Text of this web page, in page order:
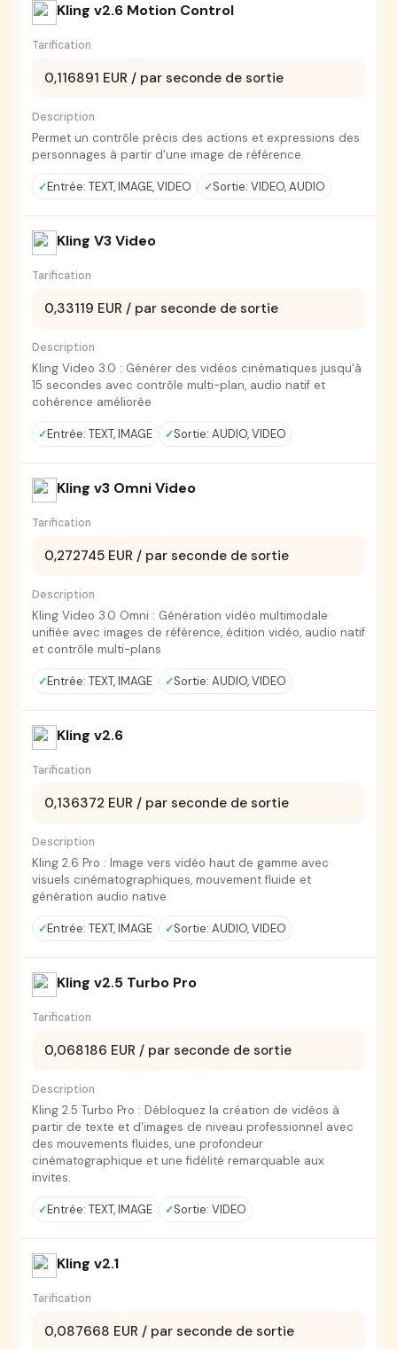
Kling v2.6 Motion Control
Tarification
0,116891 EUR / par seconde de sortie
Description
Permet un contrôle précis des actions et expressions des
personnages à partir d'une image de référence.
Entrée: TEXT, IMAGE, VIDEO Sortie: VIDEO, AUDIO
Kling V3 Video
Tarification
0,33119 EUR / par seconde de sortie
Description
Kling Video 3.0 : Générer des vidéos cinématiques jusqu'à
15 secondes avec contrôle multi-plan, audio natif et
cohérence améliorée
Entrée: TEXT, IMAGE Sortie: AUDIO, VIDEO
Kling v3 Omni Video
Tarification
0,272745 EUR / par seconde de sortie
Description
Kling Video 3.0 Omni : Génération vidéo multimodale
unifiée avec images de référence, édition vidéo, audio natif
et contrôle multi-plans
Entrée: TEXT, IMAGE Sortie: AUDIO, VIDEO
Kling v2.6
Tarification
0,136372 EUR / par seconde de sortie
Description
Kling 2.6 Pro : Image vers vidéo haut de gamme avec
visuels cinématographiques, mouvement fluide et
génération audio native
Entrée: TEXT, IMAGE Sortie: AUDIO, VIDEO
Kling v2.5 Turbo Pro
Tarification
0,068186 EUR / par seconde de sortie
Description
Kling 2.5 Turbo Pro : Débloquez la création de vidéos à
partir de texte et d'images de niveau professionnel avec
des mouvements fluides, une profondeur
cinématographique et une fidélité remarquable aux
invites.
Entrée: TEXT, IMAGE Sortie: VIDEO
Kling v2.1
Tarification
0,087668 EUR / par seconde de sortie